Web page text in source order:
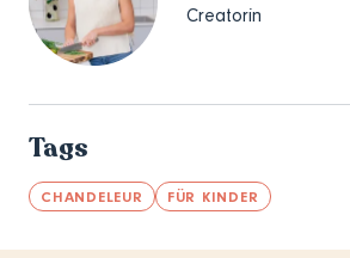
Creatorin
Tags
CHANDELEUR FÜR KINDER